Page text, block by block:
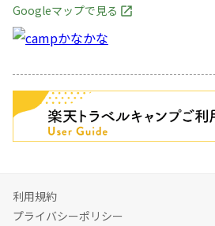
Googleマップで見る
キャンペーン
利用規約
プライバシーポリシー